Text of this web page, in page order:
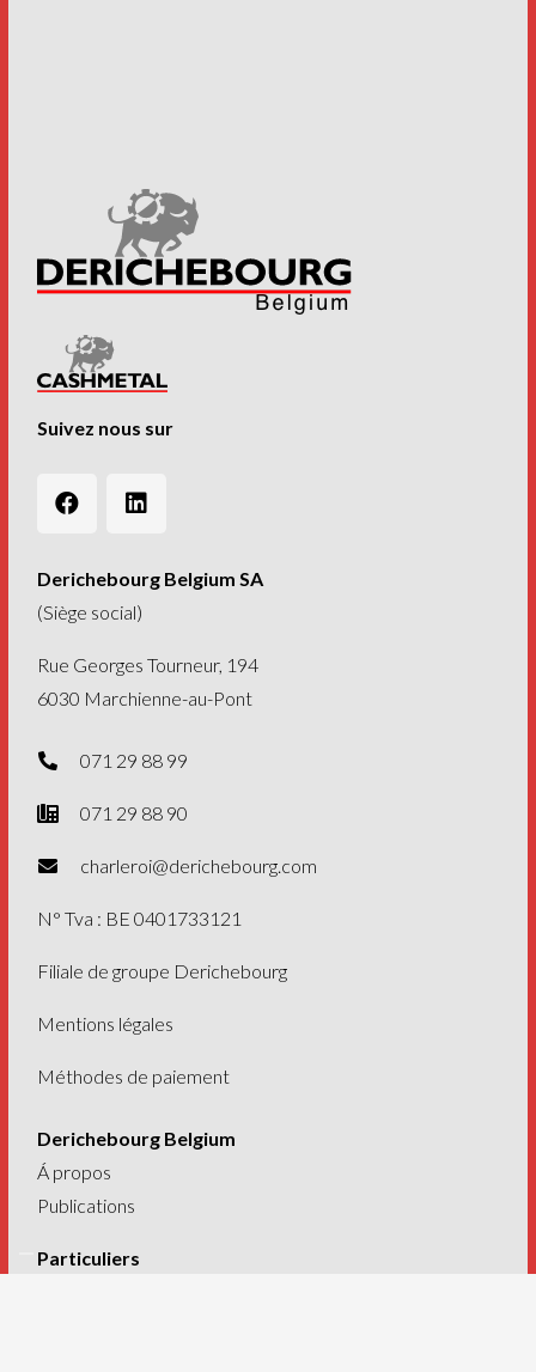
Suivez nous sur
Derichebourg Belgium SA
(Siège social)
Rue Georges Tourneur, 194
6030 Marchienne-au-Pont
071 29 88 99
071 29 88 90
charleroi@derichebourg.com
N° Tva : BE 0401733121
Filiale de groupe Derichebourg
Mentions légales
Méthodes de paiement
Derichebourg Belgium
Á propos
Publications
Particuliers